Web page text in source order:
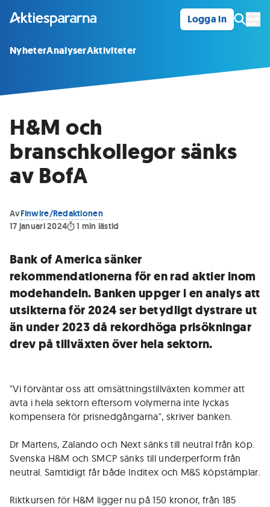
Logga in
NyheterAnalyserAktiviteter
H&M och
branschkollegor sänks
av BofA
AvFinwire/Redaktionen
17 januari 2024
1 min lästid
Bank of America sänker
rekommendationerna för en rad aktier inom
modehandeln. Banken uppger i en analys att
utsikterna för 2024 ser betydligt dystrare ut
än under 2023 då rekordhöga prisökningar
drev på tillväxten över hela sektorn.
"Vi förväntar oss att omsättningstillväxten kommer att
avta i hela sektorn eftersom volymerna inte lyckas
kompensera för prisnedgångarna", skriver banken.
Dr Martens, Zalando och Next sänks till neutral från köp.
Svenska H&M och SMCP sänks till underperform från
neutral. Samtidigt får både Inditex och M&S köpstämplar.
Riktkursen för H&M ligger nu på 150 kronor, från 185